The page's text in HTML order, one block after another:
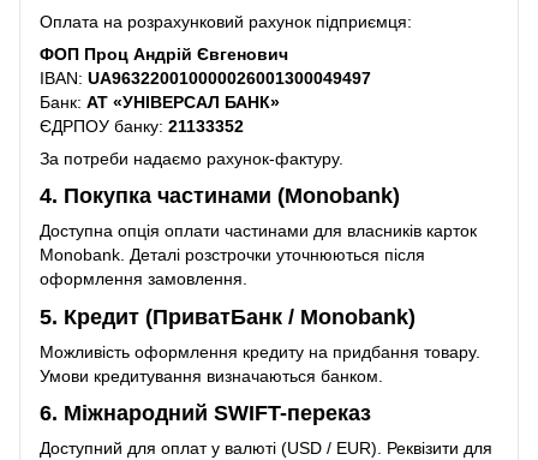
Оплата на розрахунковий рахунок підприємця:
ФОП Проц Андрій Євгенович
IBAN: UA963220010000026001300049497
Банк: АТ «УНІВЕРСАЛ БАНК»
ЄДРПОУ банку: 21133352
За потреби надаємо рахунок-фактуру.
4. Покупка частинами (Monobank)
Доступна опція оплати частинами для власників карток
Monobank. Деталі розстрочки уточнюються після
оформлення замовлення.
5. Кредит (ПриватБанк / Monobank)
Можливість оформлення кредиту на придбання товару.
Умови кредитування визначаються банком.
6. Міжнародний SWIFT-переказ
Доступний для оплат у валюті (USD / EUR). Реквізити для